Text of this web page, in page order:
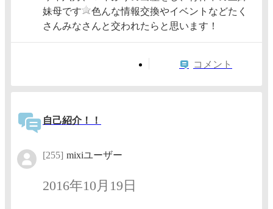
妹母です
色んな情報交換やイベントなどたく
さんみなさんと交われたらと思います！
コメント
自己紹介！！
[255] mixiユーザー
2016年10月19日